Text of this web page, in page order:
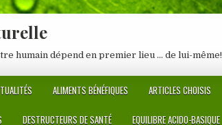
humain dépend en premier lieu … de lui-même!
ALIMENTS BÉNÉFIQUES ARTICLES CHOISIS
DESTRUCTEURS DE SANTÉ EQUILIBRE ACIDO-BASIQUE